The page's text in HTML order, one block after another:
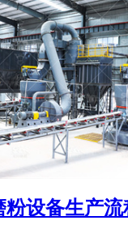
粉设备生产流